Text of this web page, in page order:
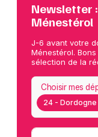
Newsletter
Ménestérol
J-6 avant votre
Ménestérol.
sélection de la
24 - Dordogne
Choisir mes